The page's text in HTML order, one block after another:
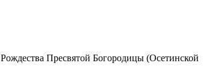
Пресвятой Богородицы (Осетинской